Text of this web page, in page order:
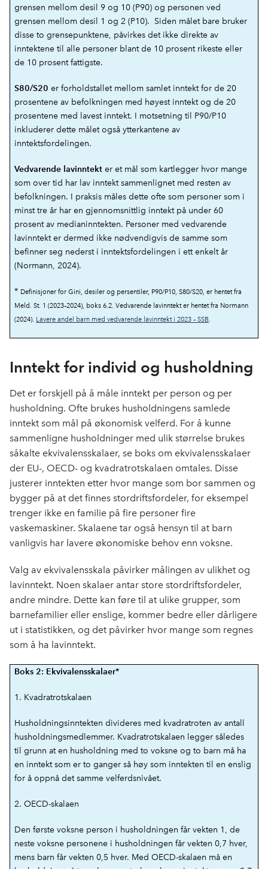
grensen mellom desil 9 og 10 (P90) og personen ved
grensen mellom desil 1 og 2 (P10). Siden målet bare bruker
disse to grensepunktene, påvirkes det ikke direkte av
inntektene til alle personer blant de 10 prosent rikeste eller
de 10 prosent fattigste.
S80/S20er forholdstallet mellom samlet inntekt for de 20
prosentene av befolkningen med høyest inntekt og de 20
prosentene med lavest inntekt. I motsetning til P90/P10
inkluderer dette målet også ytterkantene av
inntektsfordelingen.
Vedvarende lavinntekter et mål som kartlegger hvor mange
som over tid har lav inntekt sammenlignet med resten av
befolkningen. I praksis måles dette ofte som personer som i
minst tre år har en gjennomsnittlig inntekt på under 60
prosent av medianinntekten. Personer med vedvarende
lavinntekt er dermed ikke nødvendigvis de samme som
befinner seg nederst i inntektsfordelingen i ett enkelt år
(Normann, 2024).
* Definisjoner for Gini, desiler og persentiler, P90/P10, S80/S20, er hentet fra
Meld. St. 1 (2023–2024), boks 6.2. Vedvarende lavinntekt er hentet fra Normann
(2024). Lavere andel barn med vedvarende lavinntekt i 2023 – SSB.
Inntekt for individ og husholdning
Det er forskjell på å måle inntekt per person og per
husholdning. Ofte brukes husholdningens samlede
inntekt som mål på økonomisk velferd. For å kunne
sammenligne husholdninger med ulik størrelse brukes
såkalte ekvivalensskalaer, se boks om ekvivalensskalaer
der EU-, OECD- og kvadratrotskalaen omtales. Disse
justerer inntekten etter hvor mange som bor sammen og
bygger på at det finnes stordriftsfordeler, for eksempel
trenger ikke en familie på fire personer fire
vaskemaskiner. Skalaene tar også hensyn til at barn
vanligvis har lavere økonomiske behov enn voksne.
Valg av ekvivalensskala påvirker målingen av ulikhet og
lavinntekt. Noen skalaer antar store stordriftsfordeler,
andre mindre. Dette kan føre til at ulike grupper, som
barnefamilier eller enslige, kommer bedre eller dårligere
ut i statistikken, og det påvirker hvor mange som regnes
som å ha lavinntekt.
Boks 2: Ekvivalensskalaer*
1. Kvadratrotskalaen
Husholdningsinntekten divideres med kvadratroten av antall
husholdningsmedlemmer. Kvadratrotskalaen legger således
til grunn at en husholdning med to voksne og to barn må ha
en inntekt som er to ganger så høy som inntekten til en enslig
for å oppnå det samme velferdsnivået.
2. OECD-skalaen
Den første voksne person i husholdningen får vekten 1, de
neste voksne personene i husholdningen får vekten 0,7 hver,
mens barn får vekten 0,5 hver. Med OECD-skalaen må en